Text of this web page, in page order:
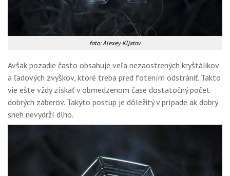
foto: Alexey Kljatov
Avšak pozadie často obsahuje veľa nezaostrených kryštálikov
a ľadových zvyškov, ktoré treba pred fotením odstrániť. Takto
vie ešte vždy získať v obmedzenom čase dostatočný počet
dobrých záberov. Takýto postup je dôležitý v prípade ak dobrý
sneh nevydrží dlho.